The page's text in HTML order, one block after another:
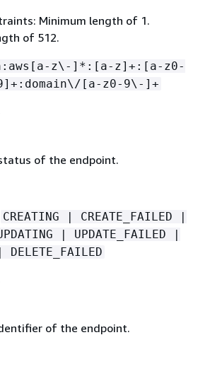
Minimum length of 1.
of 512.
z\-]*:[a-z]+:[a-z0-
[a-z0-9\-]+
of the endpoint.
CREATING | CREATE_FAILED |
| UPDATE_FAILED |
DELETE_FAILED
of the endpoint.